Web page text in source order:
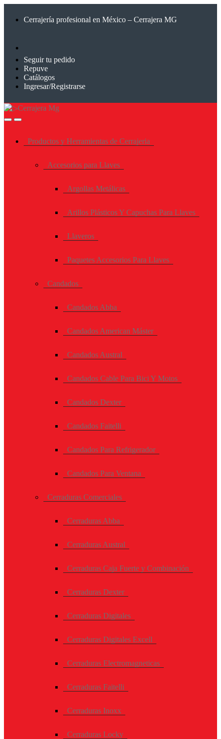
Cerrajería profesional en México – Cerrajera MG
Seguir tu pedido
Repuve
Catálogos
Ingresar/Registrarse
Productos y Herramientas de Cerrajeria
Accesorios para Llaves
Argollas Metálicas
Arillos Plásticos Y Capuchas Para Llaves
Llaveros
Paquetes Accesorios Para Llaves
Candados
Candados Abba
Candados American Máster
Candados Austral
Candados Cable Para Bici Y Motos
Candados Dexter
Candados Faitelli
Candados Para Refrigerador
Candados Para Ventana
Cerraduras Comerciales
Cerraduras Abba
Cerraduras Austral
Cerraduras Caja Fuerte y Combinación
Cerraduras Dexter
Cerraduras Digitales
Cerraduras Digitales Excell
Cerraduras Electromagneticas
Cerraduras Faitelli
Cerraduras Inoxx
Cerraduras Locky